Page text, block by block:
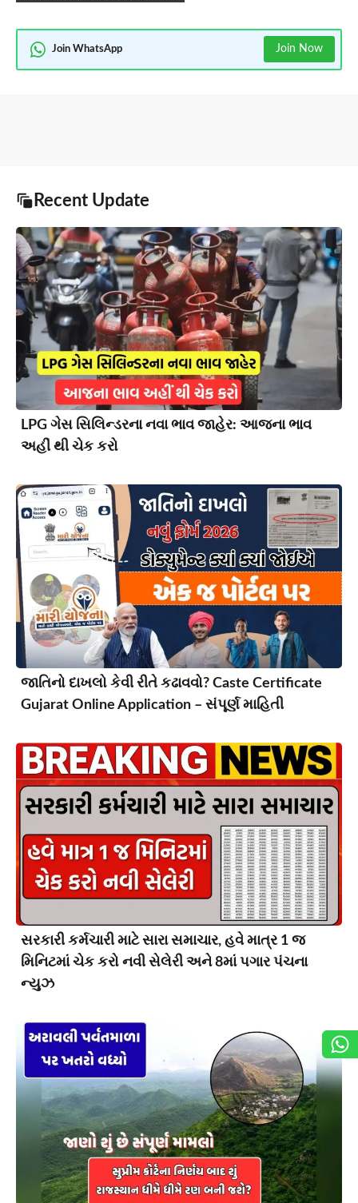
Join WhatsApp Join Now
Recent Update
LPG ગેસ સિલિન્ડરના નવા ભાવ જાહેર: આજના ભાવ
અહીં થી ચેક કરો
જાતિનો દાખલો કેવી રીતે કઢાવવો? Caste Certificate
Gujarat Online Application – સંપૂર્ણ માહિતી
સરકારી કર્મચારી માટે સારા સમાચાર, હવે માત્ર 1 જ
મિનિટમાં ચેક કરો નવી સેલેરી અને 8માં પગાર પંચના
ન્યુઝ